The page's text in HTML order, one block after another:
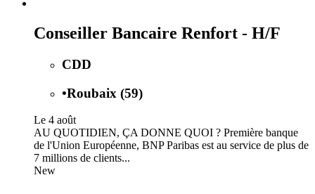
Conseiller Bancaire Renfort - H/F
CDD
•Roubaix (59)
Le 4 août
AU QUOTIDIEN, ÇA DONNE QUOI ? Première banque
de l'Union Européenne, BNP Paribas est au service de plus de
7 millions de clients...
New